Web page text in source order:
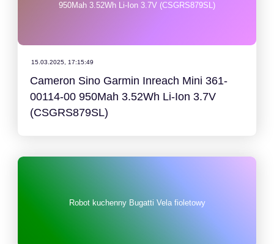
950Mah 3.52Wh Li-Ion 3.7V (CSGRS879SL)
15.03.2025, 17:15:49
Cameron Sino Garmin Inreach Mini 361-
00114-00 950Mah 3.52Wh Li-Ion 3.7V
(CSGRS879SL)
Robot kuchenny Bugatti Vela fioletowy